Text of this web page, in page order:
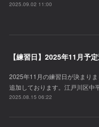
2025.09.02 11:00
【練習日】2025年11月予
2025年11月の練習日が決まり
追加しております。江戸川区中
2025.08.15 06:22